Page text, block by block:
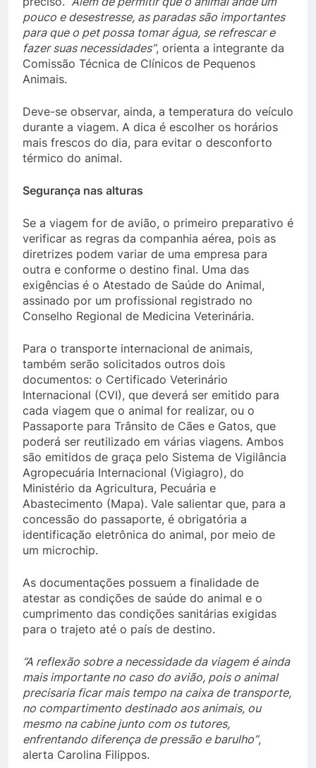
pouco e desestresse, as paradas são importantes
para que o pet possa tomar água, se refrescar e
fazer suas necessidades”, orienta a integrante da
Comissão Técnica de Clínicos de Pequenos
Animais.
Deve-se observar, ainda, a temperatura do veículo
durante a viagem. A dica é escolher os horários
mais frescos do dia, para evitar o desconforto
térmico do animal.
Segurança nas alturas
Se a viagem for de avião, o primeiro preparativo é
verificar as regras da companhia aérea, pois as
diretrizes podem variar de uma empresa para
outra e conforme o destino final. Uma das
exigências é o Atestado de Saúde do Animal,
assinado por um profissional registrado no
Conselho Regional de Medicina Veterinária.
Para o transporte internacional de animais,
também serão solicitados outros dois
documentos: o Certificado Veterinário
Internacional (CVI), que deverá ser emitido para
cada viagem que o animal for realizar, ou o
Passaporte para Trânsito de Cães e Gatos, que
poderá ser reutilizado em várias viagens. Ambos
são emitidos de graça pelo Sistema de Vigilância
Agropecuária Internacional (Vigiagro), do
Ministério da Agricultura, Pecuária e
Abastecimento (Mapa). Vale salientar que, para a
concessão do passaporte, é obrigatória a
identificação eletrônica do animal, por meio de
um microchip.
As documentações possuem a finalidade de
atestar as condições de saúde do animal e o
cumprimento das condições sanitárias exigidas
para o trajeto até o país de destino.
“A reflexão sobre a necessidade da viagem é ainda
mais importante no caso do avião, pois o animal
precisaria ficar mais tempo na caixa de transporte,
no compartimento destinado aos animais, ou
mesmo na cabine junto com os tutores,
enfrentando diferença de pressão e barulho”,
alerta Carolina Filippos.